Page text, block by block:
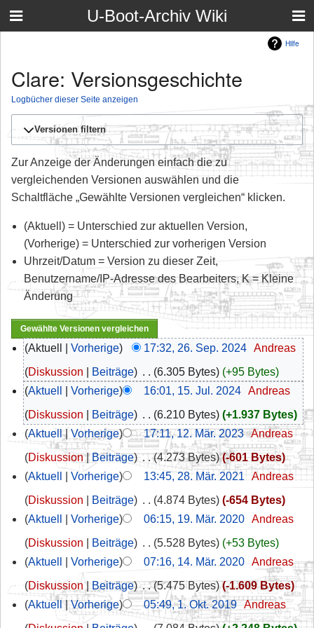
U-Boot-Archiv Wiki
Hilfe
Clare: Versionsgeschichte
Logbücher dieser Seite anzeigen
Versionen filtern
Zur Anzeige der Änderungen einfach die zu
vergleichenden Versionen auswählen und die
Schaltfläche „Gewählte Versionen vergleichen“ klicken.
(Aktuell) = Unterschied zur aktuellen Version,
(Vorherige) = Unterschied zur vorherigen Version
Uhrzeit/Datum = Version zu dieser Zeit,
Benutzername/IP-Adresse des Bearbeiters, K = Kleine
Änderung
Aktuell Vorherige 17:32, 26. Sep. 2024‎ Andreas
Diskussion
Beiträge 6.305 Bytes
+95 Bytes
Aktuell
Vorherige 16:01, 15. Jul. 2024‎ Andreas
Diskussion
Beiträge 6.210 Bytes
+1.937 Bytes
Aktuell
Vorherige 17:11, 12. Mär. 2023‎ Andreas
Diskussion
Beiträge ‎ 4.273 Bytes
-601 Bytes
Aktuell
Vorherige 13:45, 28. Mär. 2021
Andreas
Diskussion
Beiträge 4.874 Bytes
-654 Bytes
Aktuell
Vorherige 06:15, 19. Mär. 2020‎ Andreas
Diskussion
Beiträge 5.528 Bytes
+53 Bytes
Aktuell
Vorherige 07:16, 14. Mär. 2020‎ Andreas
Diskussion
Beiträge ‎ 5.475 Bytes
-1.609 Bytes
Aktuell
Vorherige 05:49, 1. Okt. 2019‎ Andreas